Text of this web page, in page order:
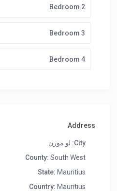
Bedroom 2
Bedroom 3
Bedroom 4
Address
City: لو مورن
County: South West
State: Mauritius
Country: Mauritius